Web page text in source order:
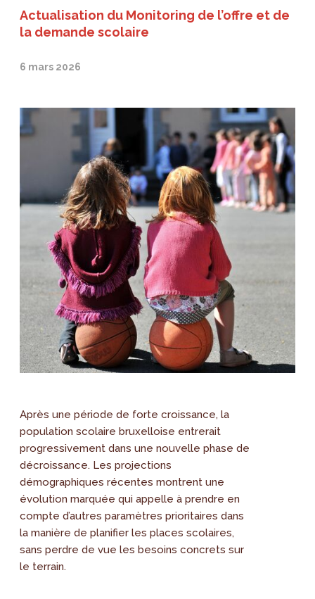
Actualisation du Monitoring de l’offre et de
la demande scolaire
6 mars 2026
Après une période de forte croissance, la
population scolaire bruxelloise entrerait
progressivement dans une nouvelle phase de
décroissance. Les projections
démographiques récentes montrent une
évolution marquée qui appelle à prendre en
compte d’autres paramètres prioritaires dans
la manière de planifier les places scolaires,
sans perdre de vue les besoins concrets sur
le terrain.